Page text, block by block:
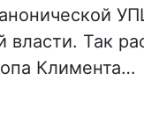
Так
Климента…